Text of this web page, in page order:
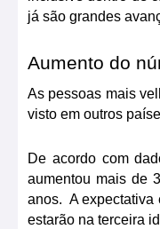
já são grandes
Aumento do
As pessoas mais
visto em outros
De acordo com
aumentou mais de
anos.  A
estarão na terceira